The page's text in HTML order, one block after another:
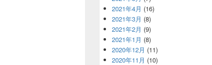
2021年4月 (16)
2021年3月 (8)
2021年2月 (9)
2021年1月 (8)
2020年12月 (11)
2020年11月 (10)